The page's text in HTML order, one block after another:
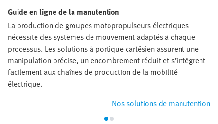
Guide en ligne de la manutention
La production de groupes motopropulseurs électriques
nécessite des systèmes de mouvement adaptés à chaque
processus. Les solutions à portique cartésien assurent une
manipulation précise, un encombrement réduit et s’intègrent
facilement aux chaînes de production de la mobilité
électrique.
Nos solutions de manutention